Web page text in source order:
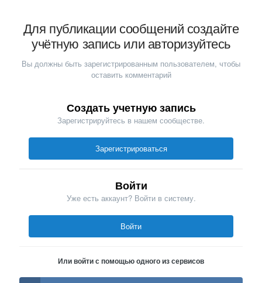
Для публикации сообщений создайте
учётную запись или авторизуйтесь
Вы должны быть зарегистрированным пользователем, чтобы
оставить комментарий
Создать учетную запись
Зарегистрируйтесь в нашем сообществе.
Зарегистрироваться
Войти
Уже есть аккаунт? Войти в систему.
Войти
Или войти с помощью одного из сервисов